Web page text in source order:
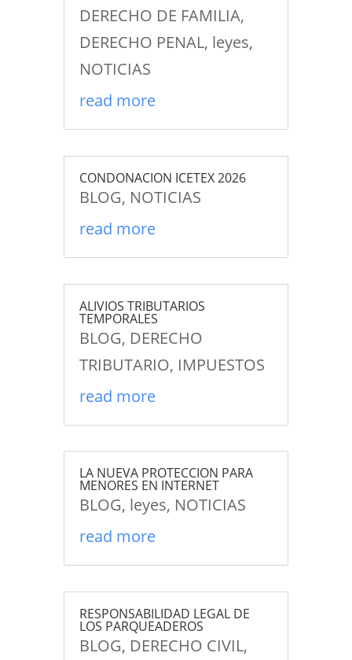
DERECHO DE FAMILIA,
DERECHO PENAL, leyes,
NOTICIAS
read more
CONDONACION ICETEX 2026
BLOG, NOTICIAS
read more
ALIVIOS TRIBUTARIOS
TEMPORALES
BLOG, DERECHO
TRIBUTARIO, IMPUESTOS
read more
LA NUEVA PROTECCION PARA
MENORES EN INTERNET
BLOG, leyes, NOTICIAS
read more
RESPONSABILIDAD LEGAL DE
LOS PARQUEADEROS
BLOG, DERECHO CIVIL,